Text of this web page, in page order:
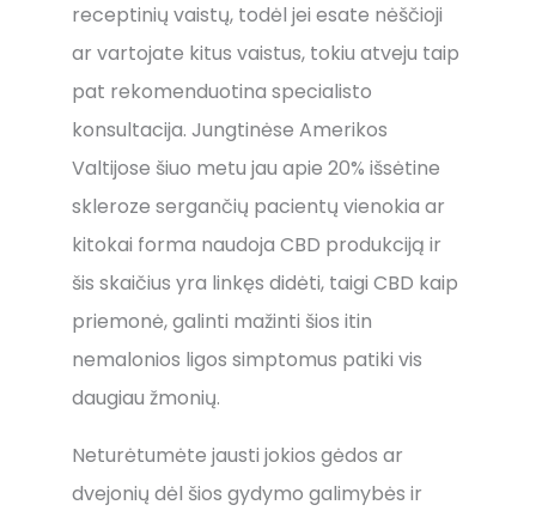
receptinių vaistų, todėl jei esate nėščioji
ar vartojate kitus vaistus, tokiu atveju taip
pat rekomenduotina specialisto
konsultacija. Jungtinėse Amerikos
Valtijose šiuo metu jau apie 20% išsėtine
skleroze sergančių pacientų vienokia ar
kitokai forma naudoja CBD produkciją ir
šis skaičius yra linkęs didėti, taigi CBD kaip
priemonė, galinti mažinti šios itin
nemalonios ligos simptomus patiki vis
daugiau žmonių.
Neturėtumėte jausti jokios gėdos ar
dvejonių dėl šios gydymo galimybės ir